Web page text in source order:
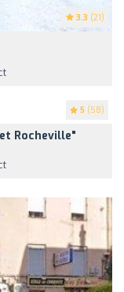
3.3 (21)
5 (58)
Rocheville"